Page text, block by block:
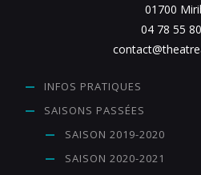
01700
04 78 55
INFOS PRATIQUES
SAISONS PASSÉES
SAISON 2019-2020
SAISON 2020-2021